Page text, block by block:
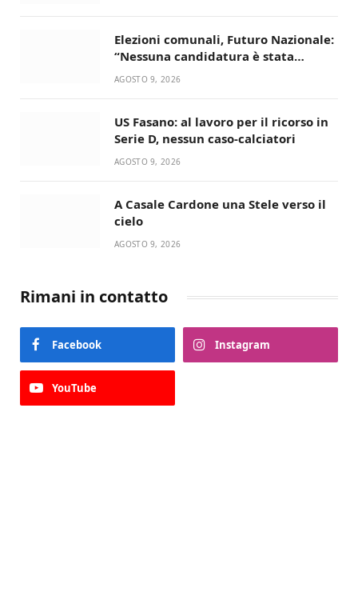
Elezioni comunali, Futuro Nazionale:
“Nessuna candidatura è stata
ancora decisa”
AGOSTO 9, 2026
US Fasano: al lavoro per il ricorso in
Serie D, nessun caso-calciatori
AGOSTO 9, 2026
A Casale Cardone una Stele verso il
cielo
AGOSTO 9, 2026
Rimani in contatto
Facebook Instagram
YouTube